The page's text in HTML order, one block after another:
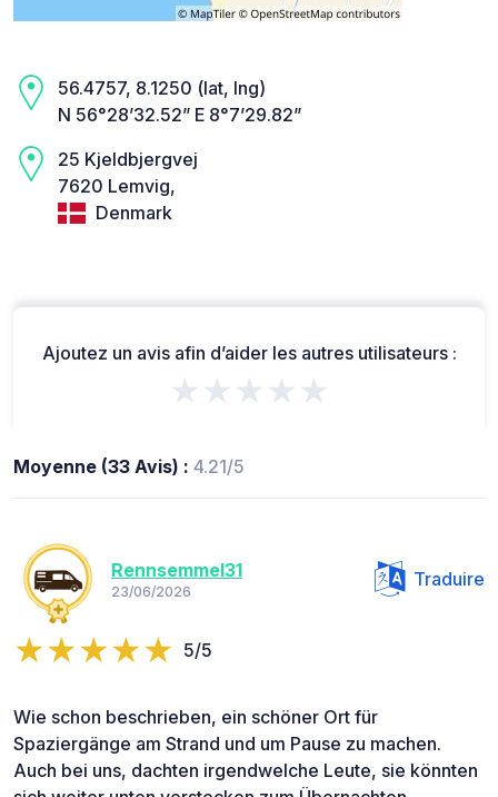
56.4757, 8.1250 (lat, lng)
N 56°28’32.52” E 8°7’29.82”
25 Kjeldbjergvej
7620 Lemvig,
Denmark
Ajoutez un avis afin d’aider les autres utilisateurs :
★★★★★
Moyenne (33 Avis) : 4.21/5
Rennsemmel31
23/06/2026
Traduire
5/5
Wie schon beschrieben, ein schöner Ort für
Spaziergänge am Strand und um Pause zu machen.
Auch bei uns, dachten irgendwelche Leute, sie könnten